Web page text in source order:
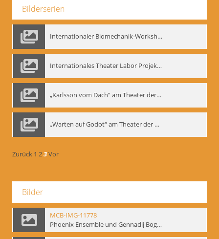
Bilderserien
Internationaler Biomechanik-Workshop, Moskau 1993
Internationales Theater Labor Projekt: Play Don Juan
„Karlsson vom Dach“ am Theater der Satire, Moskau 1985
„Warten auf Godot“ am Theater der Saire, Moskau 1980er
Zurück 1 23Vor
Bilder
MCB-IMG-11778
Phoenix Ensemble und Gennadij Bogdanow; BM-img-105-4